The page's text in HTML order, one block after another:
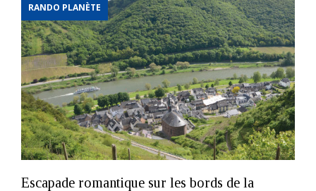
RANDO PLANÈTE
Escapade romantique sur les bords de la